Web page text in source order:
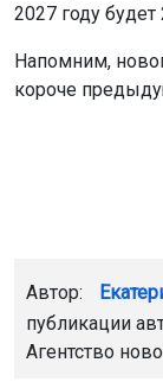
2027 году
Напомним,
короче
Автор:
публикации
Агентство